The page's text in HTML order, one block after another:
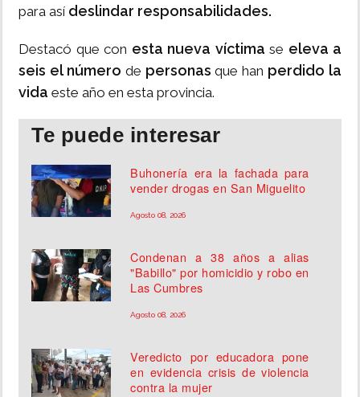
para así deslindar responsabilidades.
Destacó que con esta nueva víctima se eleva a
seis el número de personas que han perdido la
vida este año en esta provincia.
Te puede interesar
Buhonería era la fachada para
vender drogas en San Miguelito
Agosto 08, 2026
Condenan a 38 años a alias
"Babillo" por homicidio y robo en
Las Cumbres
Agosto 08, 2026
Veredicto por educadora pone
en evidencia crisis de violencia
contra la mujer